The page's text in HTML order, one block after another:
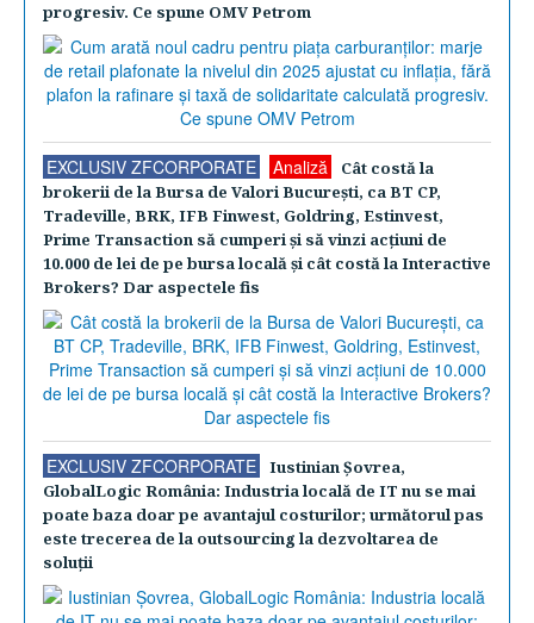
progresiv. Ce spune OMV Petrom
EXCLUSIV ZFCORPORATE Analiză
Cât costă la
brokerii de la Bursa de Valori Bucureşti, ca BT CP,
Tradeville, BRK, IFB Finwest, Goldring, Estinvest,
Prime Transaction să cumperi şi să vinzi acţiuni de
10.000 de lei de pe bursa locală şi cât costă la Interactive
Brokers? Dar aspectele fis
EXCLUSIV ZFCORPORATE
Iustinian Şovrea,
GlobalLogic România: Industria locală de IT nu se mai
poate baza doar pe avantajul costurilor; următorul pas
este trecerea de la outsourcing la dezvoltarea de
soluţii